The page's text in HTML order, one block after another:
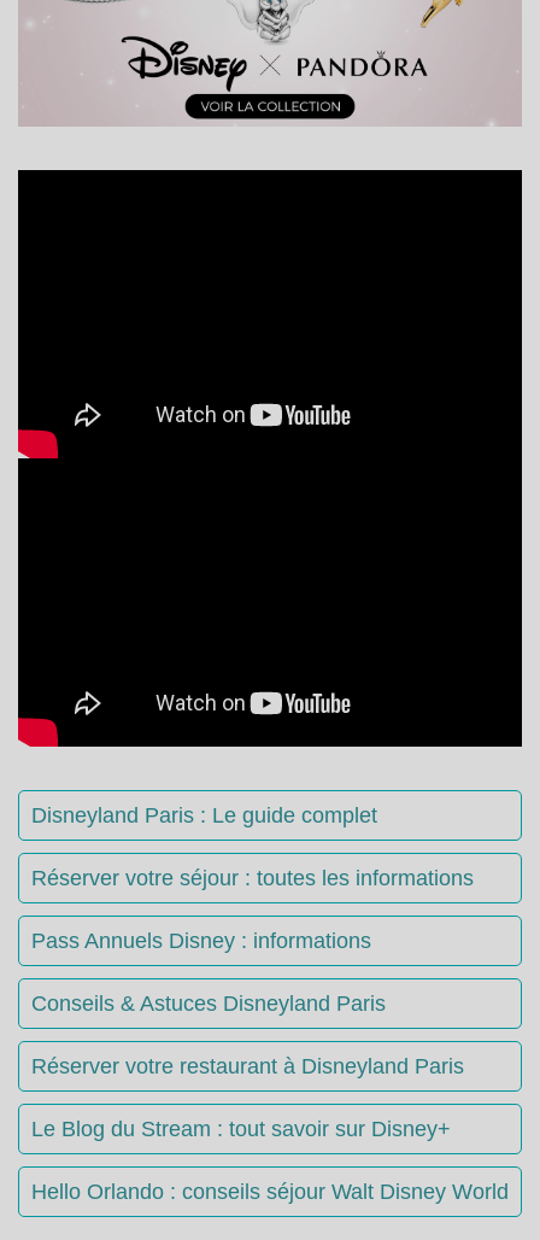
Disneyland Paris : Le guide complet
Réserver votre séjour : toutes les informations
Pass Annuels Disney : informations
Conseils & Astuces Disneyland Paris
Réserver votre restaurant à Disneyland Paris
Le Blog du Stream : tout savoir sur Disney+
Hello Orlando : conseils séjour Walt Disney World